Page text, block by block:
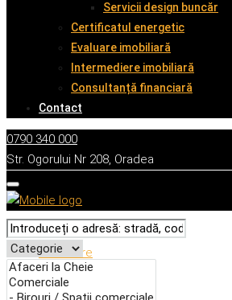
Servicii design buncăr
Certificatul energetic
Evaluare imobiliară
Intermediere imobiliară
Consultanță financiară
Contact
0790 340 000
Str. Ogorului Nr 208, Oradea
Descriere
Caracteristici
Adresă